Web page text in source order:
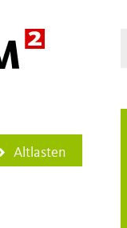
Ihre aktuelle Position ist
Altlasten